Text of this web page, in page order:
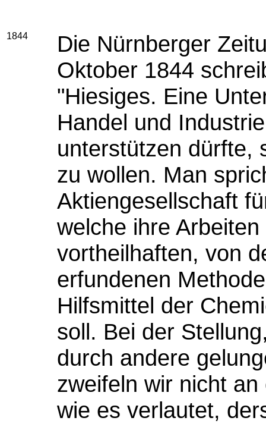
1844
Die Nürnberger
Oktober 1844
"Hiesiges. Eine
Handel und
unterstützen dürfte,
zu wollen. Man
Aktiengesellschaft
welche ihre
vortheilhaften, von
erfundenen
Hilfsmittel der
soll. Bei der
durch andere
zweifeln wir nicht
wie es verlautet,